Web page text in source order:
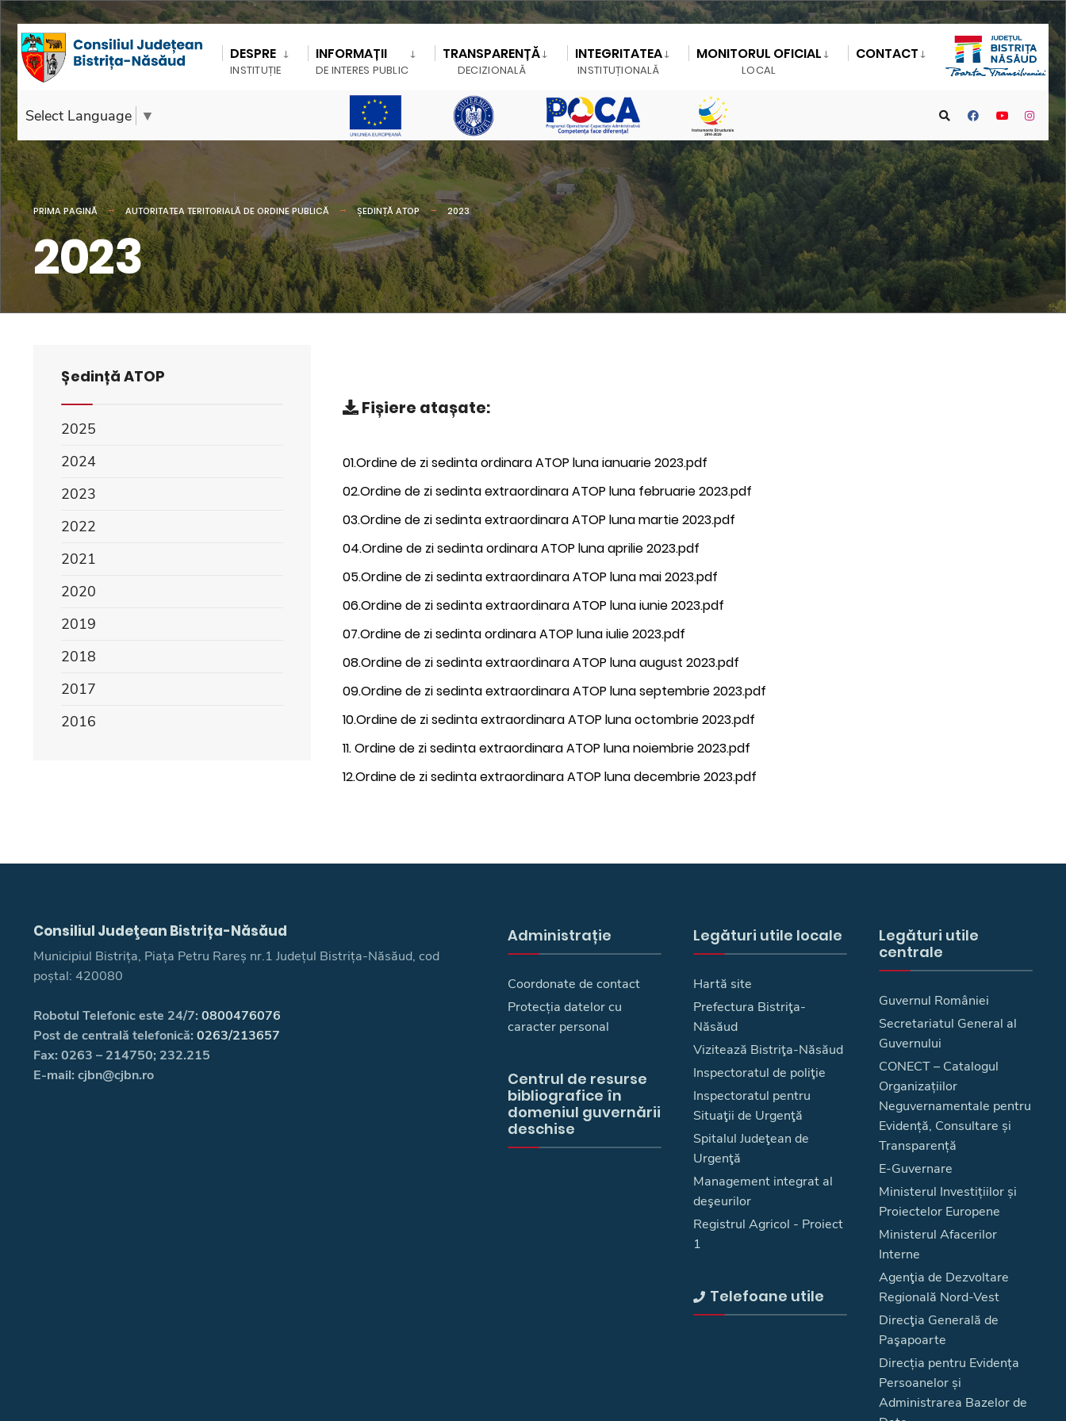
DESPRE
INSTITUȚIE
INFORMAȚII
DE INTERES PUBLIC
TRANSPARENȚĂ
DECIZIONALĂ
INTEGRITATEA
INSTITUȚIONALĂ
MONITORUL OFICIAL
LOCAL
CONTACT
Select Language ▼
PRIMA PAGINĂ AUTORITATEA TERITORIALĂ DE ORDINE PUBLICĂ ȘEDINȚĂ ATOP 2023
2023
Fișiere atașate:
01.Ordine de zi sedinta ordinara ATOP luna ianuarie 2023.pdf
02.Ordine de zi sedinta extraordinara ATOP luna februarie 2023.pdf
03.Ordine de zi sedinta extraordinara ATOP luna martie 2023.pdf
04.Ordine de zi sedinta ordinara ATOP luna aprilie 2023.pdf
05.Ordine de zi sedinta extraordinara ATOP luna mai 2023.pdf
06.Ordine de zi sedinta extraordinara ATOP luna iunie 2023.pdf
07.Ordine de zi sedinta ordinara ATOP luna iulie 2023.pdf
08.Ordine de zi sedinta extraordinara ATOP luna august 2023.pdf
09.Ordine de zi sedinta extraordinara ATOP luna septembrie 2023.pdf
10.Ordine de zi sedinta extraordinara ATOP luna octombrie 2023.pdf
11. Ordine de zi sedinta extraordinara ATOP luna noiembrie 2023.pdf
12.Ordine de zi sedinta extraordinara ATOP luna decembrie 2023.pdf
Ședință ATOP
2025
2024
2023
2022
2021
2020
2019
2018
2017
2016
Consiliul Judeţean Bistrița-Năsăud
Municipiul Bistrița, Piața Petru Rareș nr.1 Județul Bistrița-Năsăud, cod
poștal: 420080
Robotul Telefonic este 24/7: 0800476076
Post de centrală telefonică: 0263/213657
Fax: 0263 – 214750; 232.215
E-mail: cjbn@cjbn.ro
Administrație
Coordonate de contact
Protecția datelor cu
caracter personal
Centrul de resurse
bibliografice în
domeniul guvernării
deschise
Legături utile locale
Hartă site
Prefectura Bistriţa-
Năsăud
Vizitează Bistriţa-Năsăud
Inspectoratul de poliţie
Inspectoratul pentru
Situaţii de Urgenţă
Spitalul Judeţean de
Urgenţă
Management integrat al
deşeurilor
Registrul Agricol - Proiect
1
Telefoane utile
Legături utile
centrale
Guvernul României
Secretariatul General al
Guvernului
CONECT – Catalogul
Organizațiilor
Neguvernamentale pentru
Evidență, Consultare și
Transparență
E-Guvernare
Ministerul Investițiilor și
Proiectelor Europene
Ministerul Afacerilor
Interne
Agenţia de Dezvoltare
Regională Nord-Vest
Direcţia Generală de
Paşapoarte
Direcția pentru Evidența
Persoanelor și
Administrarea Bazelor de